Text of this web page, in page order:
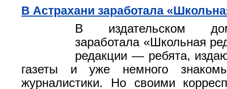
В Астрахани заработала
В издательском
заработала «Школьная
редакции — ребята,
газеты и уже немного
журналистики. Но своими